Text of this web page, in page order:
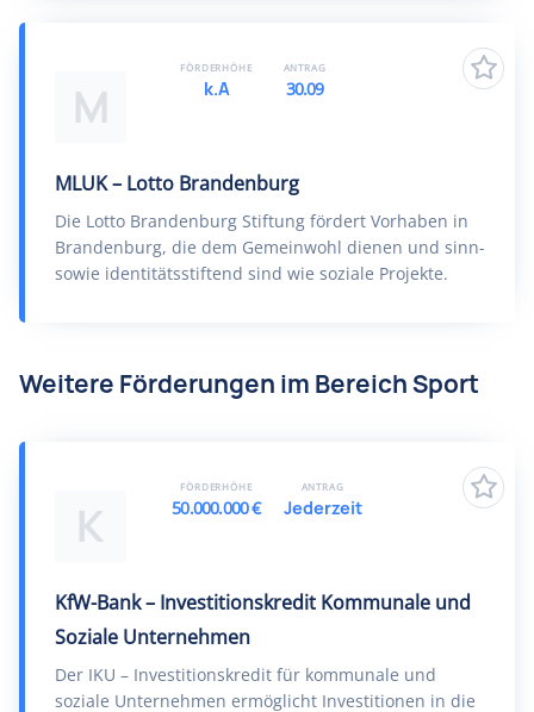
M
MLUK – Lotto Brandenburg
Die Lotto Brandenburg Stiftung fördert Vorhaben in
Brandenburg, die dem Gemeinwohl dienen und sinn-
sowie identitätsstiftend sind wie soziale Projekte.
FÖRDERHÖHE
k.A
ANTRAG
30.09
Weitere Förderungen im Bereich Sport
K
KfW-Bank – Investitionskredit Kommunale und
Soziale Unternehmen
Der IKU – Investitionskredit für kommunale und
soziale Unternehmen ermöglicht Investitionen in die
FÖRDERHÖHE
50.000.000 €
ANTRAG
Jederzeit